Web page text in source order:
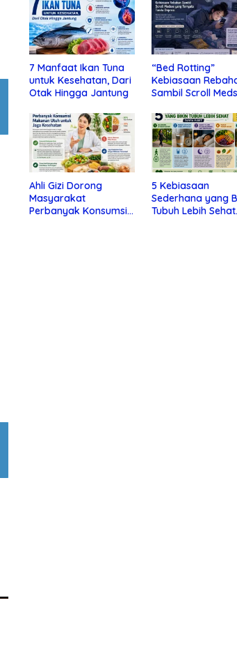
7 Manfaat Ikan Tuna
untuk Kesehatan, Dari
Otak Hingga Jantung
“Bed Rotting”
Kebiasaan
Sambil Scroll
Depresi
Ahli Gizi Dorong
Masyarakat
Perbanyak Konsumsi
5 Kebiasaan
Sederhana yang
Tubuh Lebih Sehat